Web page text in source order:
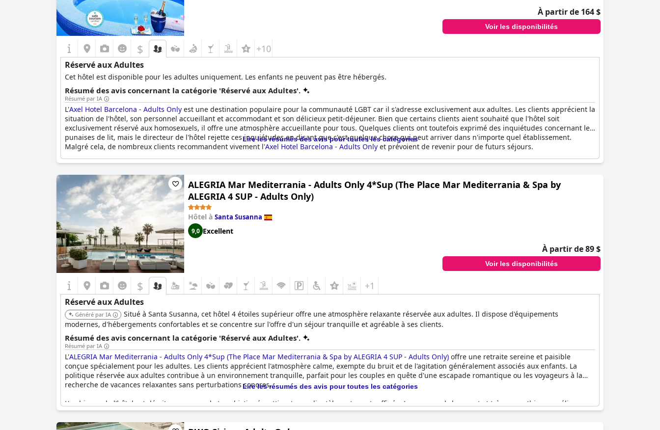
À partir de 164 $
Voir les disponibilités
$ +10
Réservé aux Adultes
Cet hôtel est disponible pour les adultes uniquement. Les enfants ne peuvent pas être hébergés.
Résumé des avis concernant la catégorie 'Réservé aux Adultes'.
Résumé par IA
L'Axel Hotel Barcelona - Adults Only est une destination populaire pour la communauté LGBT car il s'adresse exclusivement aux adultes. Les clients apprécient la
situation de l'hôtel, son personnel accueillant et accommodant et son délicieux petit-déjeuner. Bien que certains clients aient souhaité que l'hôtel soit
exclusivement réservé aux homosexuels, il offre une atmosphère accueillante pour tous. Quelques clients ont toutefois exprimé des inquiétudes concernant les
punaises de lit, mais le directeur de l'hôtel rejette ces inquiétudes en disant que c'est quelque chose qui peut arriver dans n'importe quel établissement.
Malgré cela, de nombreux clients recommandent vivement l'Axel Hotel Barcelona - Adults Only et prévoient de revenir pour de futurs séjours.
Lire les résumés des avis pour toutes les catégories
ALEGRIA Mar Mediterrania - Adults Only 4*Sup (The Place Mar Mediterrania & Spa by
ALEGRIA 4 SUP - Adults Only)
Hôtel à Santa Susanna
9,0 Excellent
À partir de 89 $
Voir les disponibilités
$ +1
Réservé aux Adultes
Généré par IA
Situé à Santa Susanna, cet hôtel 4 étoiles supérieur offre une atmosphère relaxante réservée aux adultes. Il dispose d'équipements
modernes, d'hébergements confortables et se concentre sur l'offre d'un séjour tranquille et agréable à ses clients.
Résumé des avis concernant la catégorie 'Réservé aux Adultes'.
Résumé par IA
L'ALEGRIA Mar Mediterrania - Adults Only 4*Sup (The Place Mar Mediterrania & Spa by ALEGRIA 4 SUP - Adults Only) offre une retraite sereine et paisible
conçue spécialement pour les adultes. Les clients apprécient l'atmosphère calme, exempte du bruit et de l'agitation généralement associés aux enfants. La
politique réservée aux adultes contribue à un environnement tranquille, parfait pour les couples en quête d'une escapade romantique ou les voyageurs à la
recherche de vacances relaxantes sans perturbations sonores.
L'ambiance de l'hôtel est décrite comme cool et sophistiquée, attirant une clientèle mature et raffinée. Le personnel charmant et très sympathique améliore
encore l'expérience, en fournissant un service de qualité supérieure dans un cadre intime et de caractère. De nombreux visiteurs ont déclaré que c'était leur
première expérience dans un établissement réservé aux adultes et l'ont trouvée extrêmement agréable.
Lire les résumés des avis pour toutes les catégories